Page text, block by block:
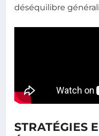
déséquilibre
STRATÉGIES